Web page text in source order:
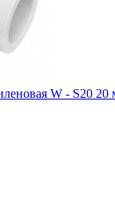
W - S20